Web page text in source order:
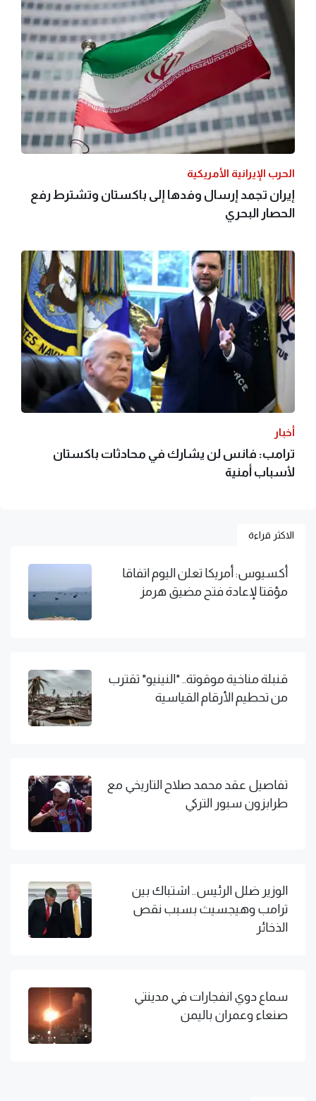
الحرب الإيرانية الأمريكية
إيران تجمد إرسال وفدها إلى باكستان وتشترط رفع
الحصار البحري
أخبار
ترامب: فانس لن يشارك في محادثات باكستان
لأسباب أمنية
الاكثر قراءة
أكسيوس: أمريكا تعلن اليوم اتفاقا
مؤقتا لإعادة فتح مضيق هرمز
قنبلة مناخية موقوتة.. "النينيو" تقترب
من تحطيم الأرقام القياسية
تفاصيل عقد محمد صلاح التاريخي مع
طرابزون سبور التركي
الوزير ضلل الرئيس.. اشتباك بين
ترامب وهيجسيث بسبب نقص
الذخائر
سماع دوي انفجارات في مدينتي
صنعاء وعمران باليمن